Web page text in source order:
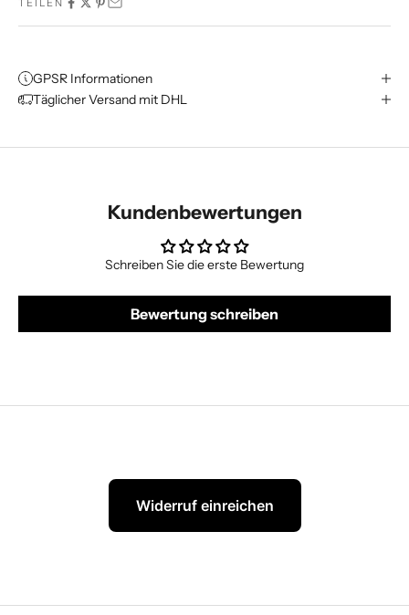
TEILEN
GPSR Informationen
Täglicher Versand mit DHL
Kundenbewertungen
Schreiben Sie die erste Bewertung
Bewertung schreiben
Widerruf einreichen